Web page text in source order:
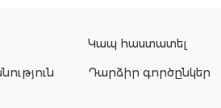
Կապ հաստատել
Դարձիր գործընկեր